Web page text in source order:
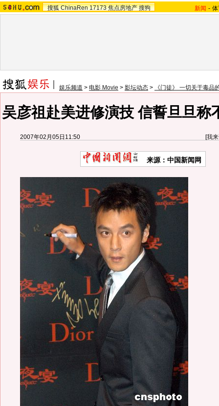
搜狐 ChinaRen 17173 焦点房地产 搜狗 新闻 -
娱乐频道 > 电影 Movie > 影坛动态 > 《门徒》 一切关于毒品
吴彦祖赴美进修演技 信誓旦旦称
2007年02月05日11:50 [我
来源：中国新闻网